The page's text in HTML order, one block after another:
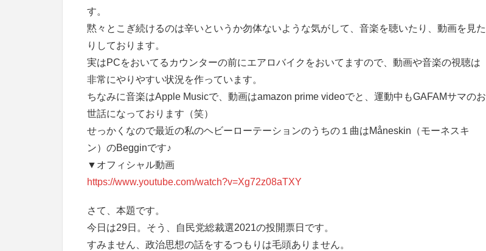
す。
黙々とこぎ続けるのは辛いというか勿体ないような気がして、音楽を聴いたり、動画を見た
りしております。
実はPCをおいてるカウンターの前にエアロバイクをおいてますので、動画や音楽の視聴は
非常にやりやすい状況を作っています。
ちなみに音楽はApple Musicで、動画はamazon prime videoでと、運動中もGAFAMサマのお
世話になっております（笑）
せっかくなので最近の私のヘビーローテーションのうちの１曲はMåneskin（モーネスキ
ン）のBegginです♪
▼オフィシャル動画
https://www.youtube.com/watch?v=Xg72z08aTXY
さて、本題です。
今日は29日。そう、自民党総裁選2021の投開票日です。
すみません、政治思想の話をするつもりは毛頭ありません。